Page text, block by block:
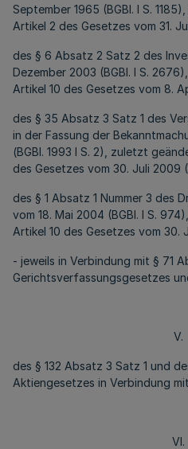
September 1965 (BGBl. I S.
Artikel 2 des Gesetzes vom 31.
des § 6 Absatz 2 Satz 2 des
Dezember 2003 (BGBl. I S.
Artikel 10 des Gesetzes vom 8.
des § 35 Absatz 3 Satz 1 des
in der Fassung der
(BGBl. 1993 I S. 2), zuletzt
des Gesetzes vom 30. Juli 2009
des § 1 Absatz 1 Nummer 3 des
vom 18. Mai 2004 (BGBl. I S.
Artikel 10 des Gesetzes vom 30.
- jeweils in Verbindung mit § 71
Gerichtsverfassungsgesetzes
V.
des § 132 Absatz 3 Satz 1 und
Aktiengesetzes in Verbindung
VI.